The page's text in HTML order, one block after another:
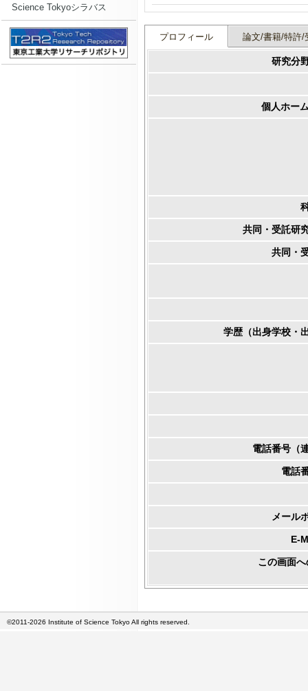
Science Tokyoシラバス
プロフィール 論文/書籍/特許/
研究分
個人ホー
共同・受託研
共同・
学歴（出身学校・
電話番号（
電話
メール
E-
この画面
©2011-2026 Institute of Science Tokyo All rights reserved.